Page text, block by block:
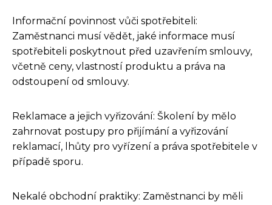
Informační povinnost vůči spotřebiteli:
Zaměstnanci musí vědět, jaké informace musí
spotřebiteli poskytnout před uzavřením smlouvy,
včetně ceny, vlastností produktu a práva na
odstoupení od smlouvy.
Reklamace a jejich vyřizování: Školení by mělo
zahrnovat postupy pro přijímání a vyřizování
reklamací, lhůty pro vyřízení a práva spotřebitele v
případě sporu.
Nekalé obchodní praktiky: Zaměstnanci by měli